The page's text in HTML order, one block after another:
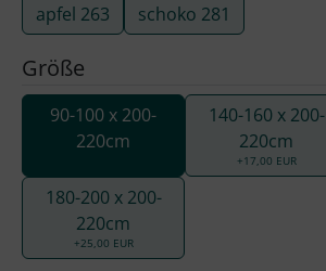
apfel 263
schoko 281
Größe
90-100 x 200-
220cm
140-160 x 200-
220cm
+17,00 EUR
180-200 x 200-
220cm
+25,00 EUR